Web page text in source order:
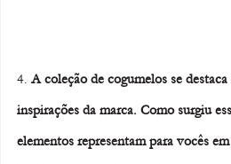
4. A coleção de cogumelos se
inspirações da marca. Como surgiu
elementos representam para vocês